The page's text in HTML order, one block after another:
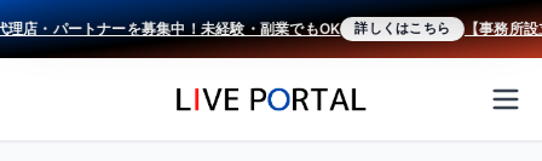
パートナーを募集中！未経験・副業でもOK 詳しくはこちら 【事務所設立を